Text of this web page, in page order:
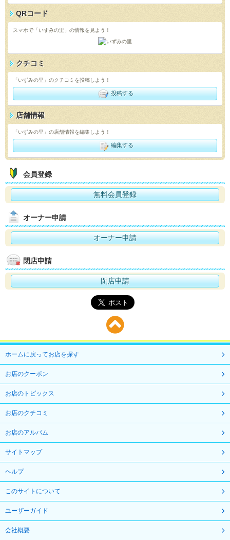
QRコード
スマホで「いずみの里」の情報を見よう！
クチコミ
「いずみの里」のクチコミを投稿しよう！
投稿する
店舗情報
「いずみの里」の店舗情報を編集しよう！
編集する
会員登録
無料会員登録
オーナー申請
オーナー申請
閉店申請
閉店申請
ホームに戻ってお店を探す
お店のクーポン
お店のトピックス
お店のクチコミ
お店のアルバム
サイトマップ
ヘルプ
このサイトについて
ユーザーガイド
会社概要